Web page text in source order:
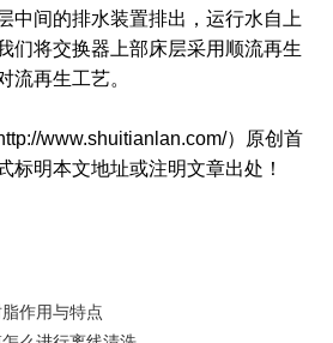
中间的排水装置排出，运行水自上
们将交换器上部床层采用顺流再生
流再生工艺。
www.shuitianlan.com/）原创首
标明本文地址或注明文章出处！
作用与特点